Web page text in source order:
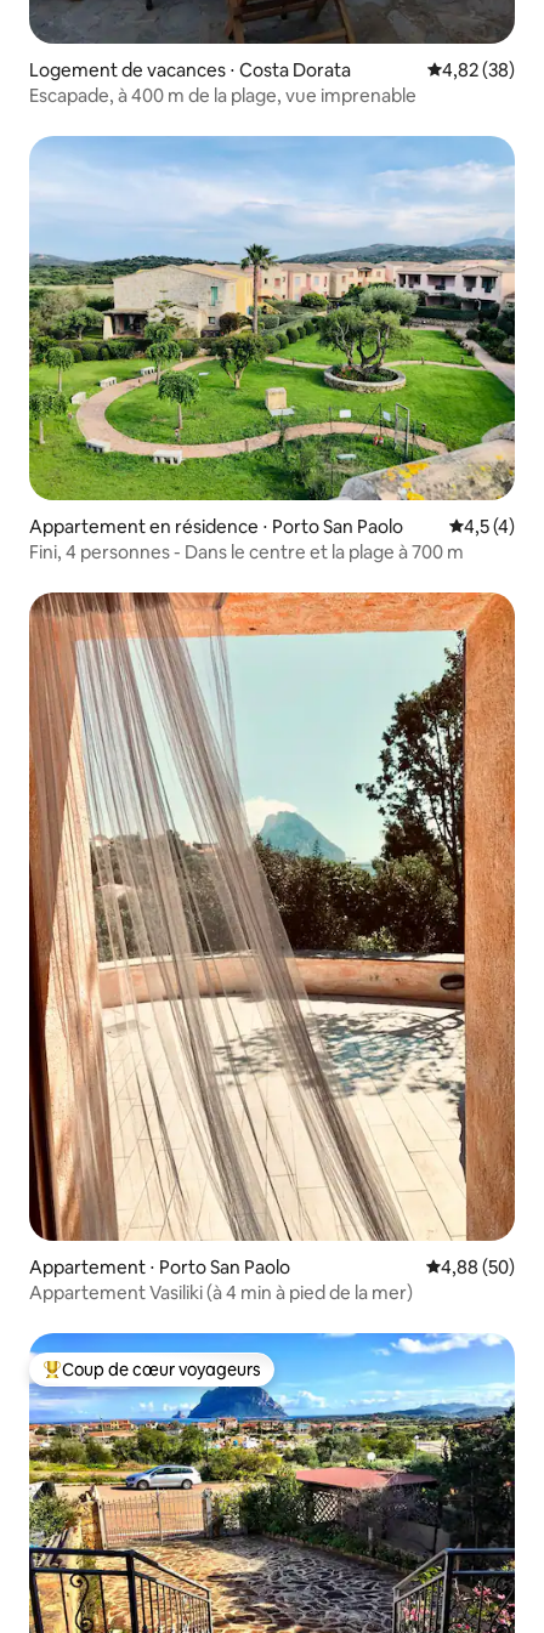
Logement de vacances ⋅ Costa Dorata Évaluation
4,82 (38)
Escapade, à 400 m de la plage, vue imprenable
Appartement en résidence ⋅ Porto San Paolo Évaluation
4,5 (4)
Fini, 4 personnes - Dans le centre et la plage à 700 m
Appartement ⋅ Porto San Paolo Évaluation
4,88 (50)
Appartement Vasiliki (à 4 min à pied de la mer)
Coups de cœur voyageurs les plus appréciés
Coup de cœur voyageurs